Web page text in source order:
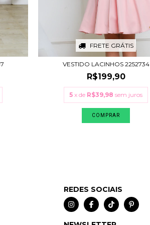
FRETE GRÁTIS
VESTIDO LACINHOS 2252734
R$199,90
5 x de R$39,98 sem juros
COMPRAR
REDES SOCIAIS